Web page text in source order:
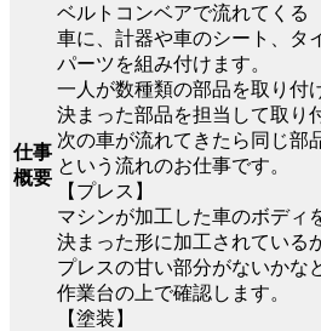
仕事
概要
ベルトコンベアで流れてくる
車に、計器や車のシート、タ
パーツを組み付けます。
一人が数種類の部品を取り付
決まった部品を担当して取り
次の車が流れてきたら同じ部
という流れのお仕事です。
【プレス】
マシンが加工した車のボディ
決まった形に加工されている
プレスの甘い部分がないかな
作業台の上で確認します。
【塗装】